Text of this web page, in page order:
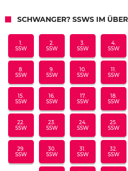
SCHWANGER? SSWS IM
1.
SSW
2.
SSW
3.
SSW
4.
SSW
8.
SSW
9.
SSW
10.
SSW
11.
SSW
15.
SSW
16.
SSW
17.
SSW
18.
SSW
22.
SSW
23.
SSW
24.
SSW
25.
SSW
29.
SSW
30.
SSW
31.
SSW
32.
SSW